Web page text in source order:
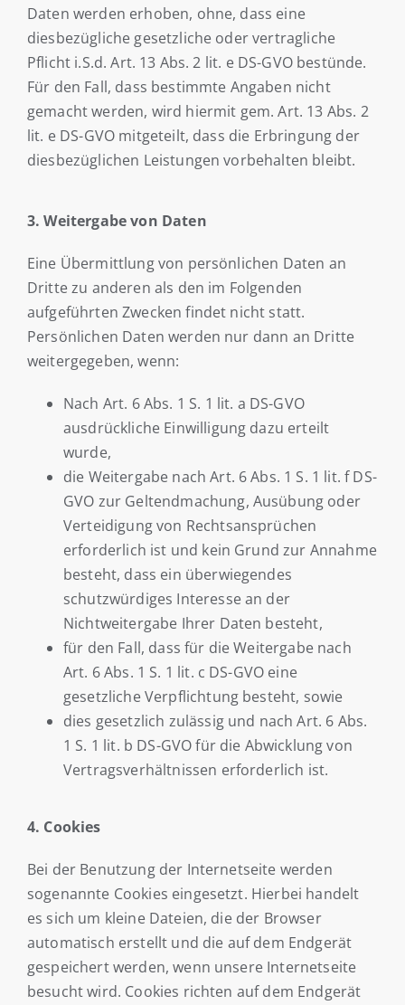
Daten werden erhoben, ohne, dass eine
diesbezügliche gesetzliche oder vertragliche
Pflicht i.S.d. Art. 13 Abs. 2 lit. e DS-GVO bestünde.
Für den Fall, dass bestimmte Angaben nicht
gemacht werden, wird hiermit gem. Art. 13 Abs. 2
lit. e DS-GVO mitgeteilt, dass die Erbringung der
diesbezüglichen Leistungen vorbehalten bleibt.
3. Weitergabe von Daten
Eine Übermittlung von persönlichen Daten an
Dritte zu anderen als den im Folgenden
aufgeführten Zwecken findet nicht statt.
Persönlichen Daten werden nur dann an Dritte
weitergegeben, wenn:
Nach Art. 6 Abs. 1 S. 1 lit. a DS-GVO
ausdrückliche Einwilligung dazu erteilt
wurde,
die Weitergabe nach Art. 6 Abs. 1 S. 1 lit. f DS-
GVO zur Geltendmachung, Ausübung oder
Verteidigung von Rechtsansprüchen
erforderlich ist und kein Grund zur Annahme
besteht, dass ein überwiegendes
schutzwürdiges Interesse an der
Nichtweitergabe Ihrer Daten besteht,
für den Fall, dass für die Weitergabe nach
Art. 6 Abs. 1 S. 1 lit. c DS-GVO eine
gesetzliche Verpflichtung besteht, sowie
dies gesetzlich zulässig und nach Art. 6 Abs.
1 S. 1 lit. b DS-GVO für die Abwicklung von
Vertragsverhältnissen erforderlich ist.
4. Cookies
Bei der Benutzung der Internetseite werden
sogenannte Cookies eingesetzt. Hierbei handelt
es sich um kleine Dateien, die der Browser
automatisch erstellt und die auf dem Endgerät
gespeichert werden, wenn unsere Internetseite
besucht wird. Cookies richten auf dem Endgerät